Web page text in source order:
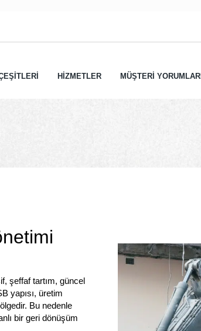
HİZMETLER MÜŞTERİ YORUMLARI
şeffaf tartım, güncel
yapısı, üretim
Bu nedenle
bir geri dönüşüm